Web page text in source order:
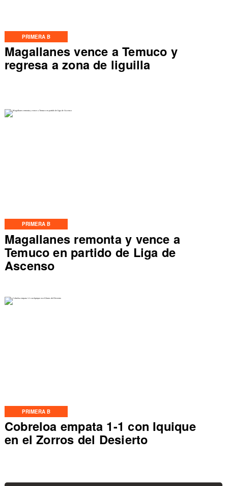
PRIMERA B
Magallanes vence a Temuco y
regresa a zona de liguilla
PRIMERA B
Magallanes remonta y vence a
Temuco en partido de Liga de
Ascenso
PRIMERA B
Cobreloa empata 1-1 con Iquique
en el Zorros del Desierto